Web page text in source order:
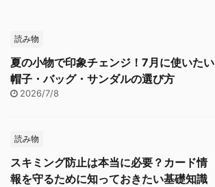
読み物
夏の小物で印象チェンジ！7月に使いたい
帽子・バッグ・サンダルの選び方
2026/7/8
読み物
スキミング防止は本当に必要？カード情
報を守るために知っておきたい基礎知識